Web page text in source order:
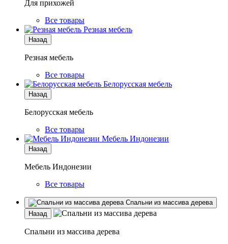
Для прихожей
Все товары
Резная мебель
Назад
Резная мебель
Все товары
Белорусская мебель
Назад
Белорусская мебель
Все товары
Мебель Индонезии
Назад
Мебель Индонезии
Все товары
Спальни из массива дерева
Назад
Спальни из массива дерева